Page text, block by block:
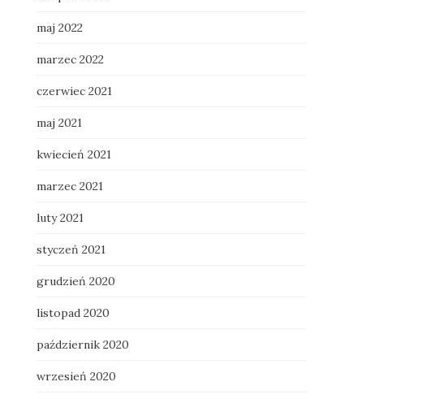
maj 2022
marzec 2022
czerwiec 2021
maj 2021
kwiecień 2021
marzec 2021
luty 2021
styczeń 2021
grudzień 2020
listopad 2020
październik 2020
wrzesień 2020